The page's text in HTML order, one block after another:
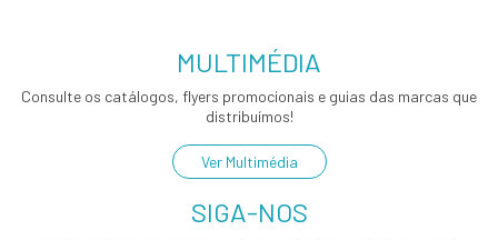
MULTIMÉDIA
Consulte os catálogos, flyers promocionais e guias das marcas que
distribuímos!
Ver Multimédia
SIGA-NOS